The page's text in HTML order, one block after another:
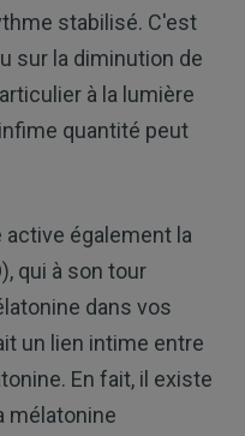
stabilisé. C'est
sur la diminution de
à la lumière
quantité peut
également la
qui à son tour
dans vos
un lien intime entre
En fait, il existe
mélatonine